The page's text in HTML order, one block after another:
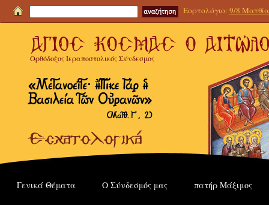
Εορτολόγιο: 9/8
Ορθόδοξος Ιεραποστολικός Σύνδεσμος
Γενικά Θέματα Ο Σύνδεσμός μας πατήρ Μάξιμος